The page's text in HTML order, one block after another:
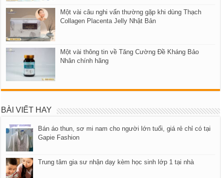
Một vài câu nghi vấn thường gặp khi dùng Thạch
Collagen Placenta Jelly Nhật Bản
Một vài thông tin về Tăng Cường Đề Kháng Bảo
Nhân chính hãng
BÀI VIẾT HAY
Bán áo thun, sơ mi nam cho người lớn tuổi, giá rẻ chỉ có tại
Gapie Fashion
Trung tâm gia sư nhận dạy kèm học sinh lớp 1 tại nhà